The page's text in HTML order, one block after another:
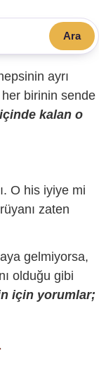
Ara
ayrı
birinin sende
kalan o
O his iyiye mi
zaten
gelmiyorsa,
olduğu gibi
için yorumlar;